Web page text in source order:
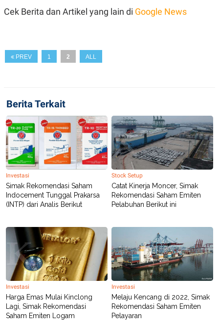
A
A
G
K
N
T
V
L
S
JARINGAN
K
O
N
T
A
N
A
E
M
P
R
S
S
R
E
A
S
E
I
D
L
A
N
G
G
K
I
N
E
R
Cek Berita dan Artikel yang lain di Google News
PREV 1 2 ALL
Berita Terkait
Investasi
Simak Rekomendasi Saham
Indocement Tunggal Prakarsa
(INTP) dari Analis Berikut
Stock Setup
Catat Kinerja Moncer, Simak
Rekomendasi Saham Emiten
Pelabuhan Berikut ini
Investasi
Harga Emas Mulai Kinclong
Lagi, Simak Rekomendasi
Saham Emiten Logam
Investasi
Melaju Kencang di 2022, Simak
Rekomendasi Saham Emiten
Pelayaran